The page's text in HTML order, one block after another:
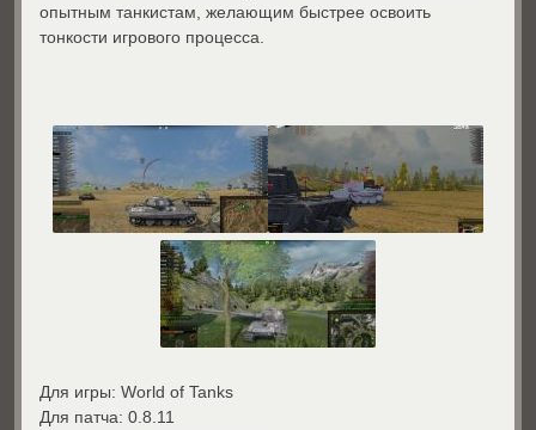
опытным танкистам, желающим быстрее освоить
тонкости игрового процесса.
Для игры: World of Tanks
Для патча: 0.8.11